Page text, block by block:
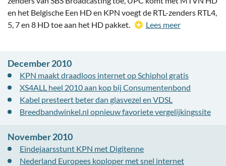
en het Belgische Een HD en KPN voegt de RTL-zenders RTL4,
5, 7 en 8 HD toe aan het HD pakket.
Lees meer
December 2010
KPN maakt draadloos internet op Schiphol gratis
XS4ALL heel 2010 aan kop bij Consumentenbond
Kabel presteert beter dan glasvezel en VDSL
Breedbandwinkel.nl opnieuw favoriete vergelijkingssite
November 2010
Eindejaarsstunt KPN met Digitenne
Nederland Europees koploper met snel internet